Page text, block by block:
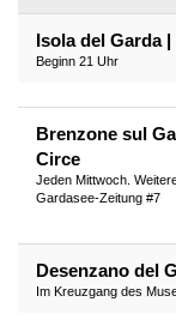
Isola del Garda
Beginn 21 Uhr
Brenzone sul
Circe
Jeden Mittwoch.
Gardasee-Zeitung #7
Desenzano del
Im Kreuzgang des